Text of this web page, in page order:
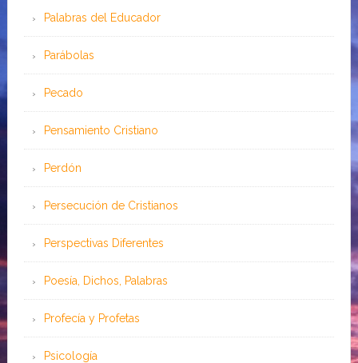
Palabras del Educador
Parábolas
Pecado
Pensamiento Cristiano
Perdón
Persecución de Cristianos
Perspectivas Diferentes
Poesía, Dichos, Palabras
Profecía y Profetas
Psicología